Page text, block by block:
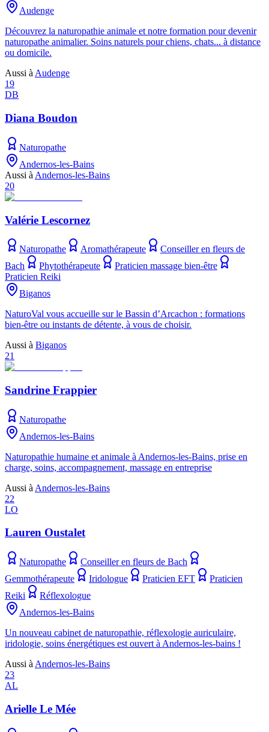
Audenge
Découvrez la naturopathie animale et notre formation pour devenir
naturopathe animalier. Soins naturels pour chiens, chats... à distance
ou domicile.
Aussi à Audenge
19
DB
Diana Boudon
Naturopathe
Andernos-les-Bains
Aussi à Andernos-les-Bains
20
Valérie Lescornez
Naturopathe Aromathérapeute
Conseiller en fleurs de
Bach
Phytothérapeute
Praticien massage bien-être
Praticien Reiki
Biganos
NaturoVal vous accueille sur le Bassin d’Arcachon : formations
bien-être ou instants de détente, à vous de choisir.
Aussi à Biganos
21
Sandrine Frappier
Naturopathe
Andernos-les-Bains
Naturopathie humaine et animale à Andernos-les-Bains, prise en
charge, soins, accompagnement, massage en entreprise
Aussi à Andernos-les-Bains
22
LO
Lauren Oustalet
Naturopathe
Conseiller en fleurs de Bach
Gemmothérapeute
Iridologue Praticien EFT
Praticien
Reiki
Réflexologue
Andernos-les-Bains
Un nouveau cabinet de naturopathie, réflexologie auriculaire,
iridologie, soins énergétiques est ouvert à Andernos-les-bains !
Aussi à Andernos-les-Bains
23
AL
Arielle Le Mée